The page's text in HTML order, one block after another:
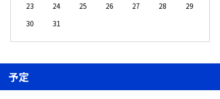
23
24 25 26 27 28
29
30
31
予定